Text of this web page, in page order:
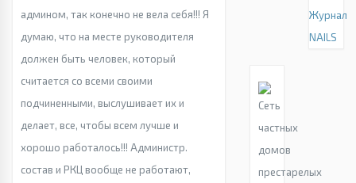
админом, так конечно не вела себя!!! Я
думаю, что на месте руководителя
должен быть человек, который
считается со всеми своими
подчиненными, выслушивает их и
делает, все, чтобы всем лучше и
хорошо работалось!!! Администр.
состав и РКЦ вообще не работают,
Журнал
NAILS